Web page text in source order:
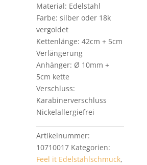
Material: Edelstahl
Farbe: silber oder 18k
vergoldet
Kettenlänge: 42cm + 5cm
Verlängerung
Anhänger: Ø 10mm +
5cm kette
Verschluss:
Karabinerverschluss
Nickelallergiefrei
Artikelnummer:
10710017 Kategorien:
Feel it Edelstahlschmuck,